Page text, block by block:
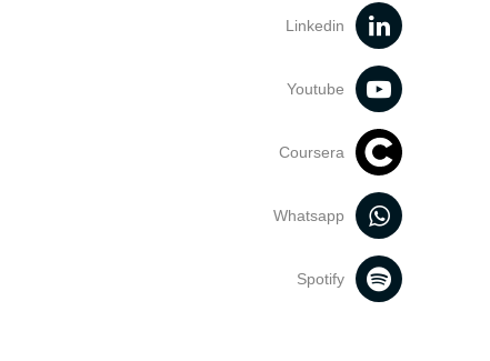
Linkedin
Youtube
Coursera
Whatsapp
Spotify